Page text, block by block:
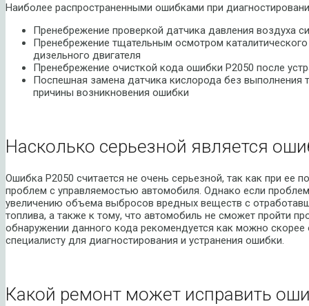
Наиболее распространенными ошибками при
Пренебрежение проверкой датчика давления воздуха
Пренебрежение тщательным осмотром
дизельного двигателя
Пренебрежение очисткой кода ошибки P2050 после
Поспешная замена датчика кислорода без выполнения
причины возникновения ошибки
Насколько серьезной является
Ошибка P2050 считается не очень серьезной, так как при ее
проблем с управляемостью автомобиля. Однако если
увеличению объема выбросов вредных веществ с
топлива, а также к тому, что автомобиль не сможет пройти
обнаружении данного кода рекомендуется как можно
специалисту для диагностирования и устранения ошибки.
Какой ремонт может исправить